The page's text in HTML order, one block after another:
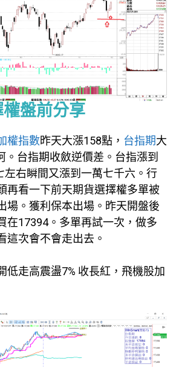
盤前分享
權指數昨天大漲158點， 台指期大
。台指期收斂逆價差。台指漲到
左右瞬間又漲到一萬七千六。行
再看一下前天期貨選擇權多單被
場。獲利保本出場。昨天開盤後
在17394。多單再試一次，做多
這次會不會走出去。
低走高震盪7% 收長紅，飛機股加